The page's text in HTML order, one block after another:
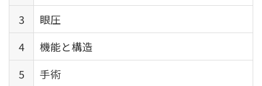
3
眼圧
4
機能と構造
5
手術